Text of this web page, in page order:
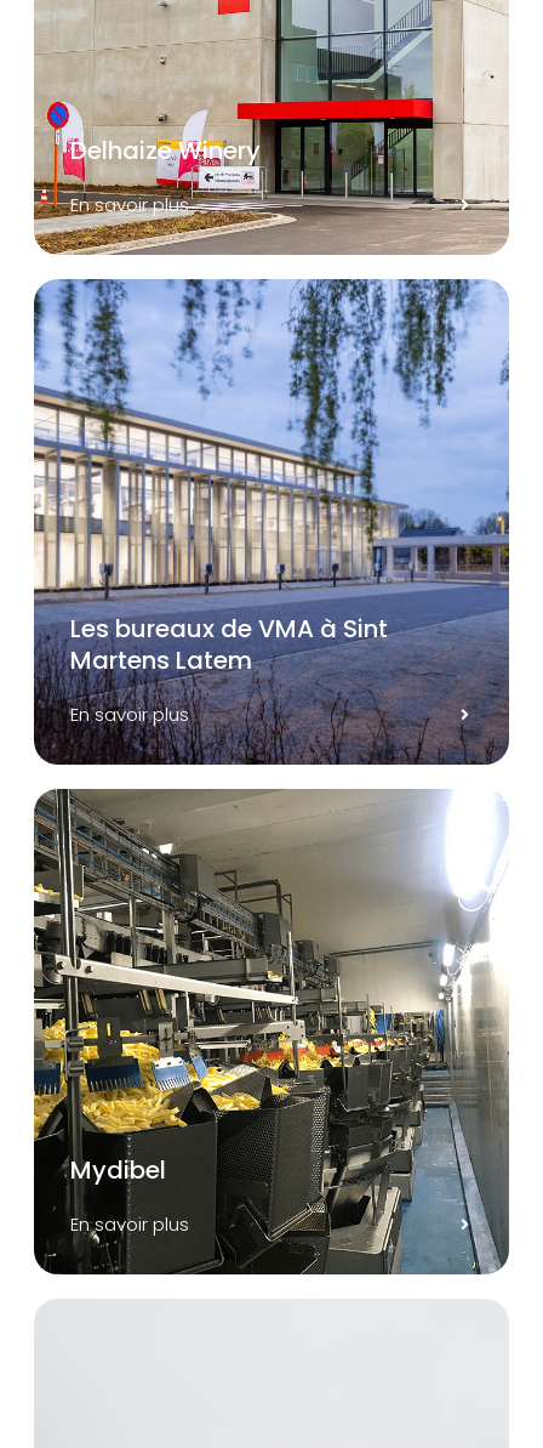
Delhaize Winery
En savoir plus
Les bureaux de VMA à Sint
Martens Latem
En savoir plus
Mydibel
En savoir plus